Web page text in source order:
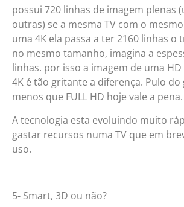
possui 720 linhas de imagem plenas
outras) se a mesma TV com o
uma 4K ela passa a ter 2160 linhas o
no mesmo tamanho, imagina a
linhas. por isso a imagem de uma
4K é tão gritante a diferença. Pulo do
menos que FULL HD hoje vale a pena.
A tecnologia esta evoluindo muito
gastar recursos numa TV que em
uso.
5- Smart, 3D ou não?